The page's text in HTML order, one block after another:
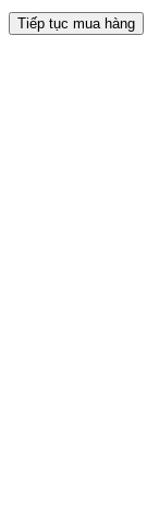
Tiếp tục mua hàng